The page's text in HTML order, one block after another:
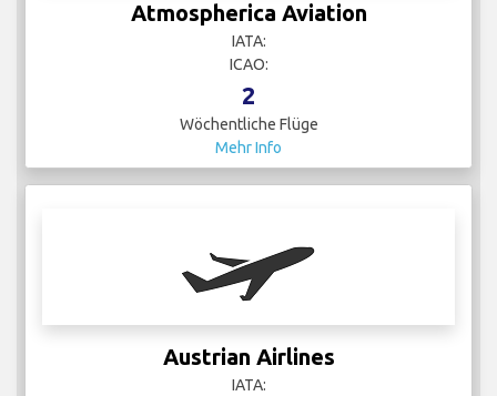
Atmospherica Aviation
IATA:
ICAO:
2
Wöchentliche Flüge
Mehr Info
Austrian Airlines
IATA: